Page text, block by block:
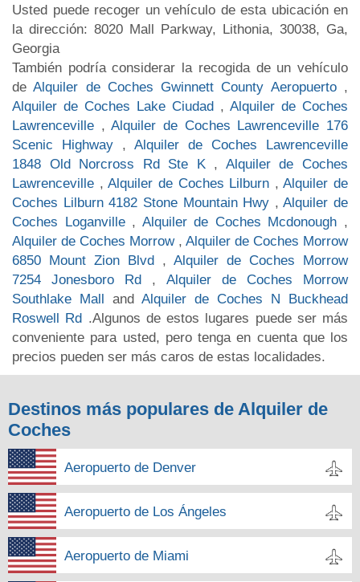
Usted puede recoger un vehículo de esta ubicación en
la dirección: 8020 Mall Parkway, Lithonia, 30038, Ga,
Georgia
También podría considerar la recogida de un vehículo
deAlquiler de Coches Gwinnett County Aeropuerto ,
Alquiler de Coches Lake Ciudad , Alquiler de Coches
Lawrenceville ,Alquiler de Coches Lawrenceville 176
Scenic Highway , Alquiler de Coches Lawrenceville
1848 Old Norcross Rd Ste K , Alquiler de Coches
Lawrenceville ,Alquiler de Coches Lilburn ,Alquiler de
Coches Lilburn 4182 Stone Mountain Hwy ,Alquiler de
Coches Loganville , Alquiler de Coches Mcdonough ,
Alquiler de Coches Morrow , Alquiler de Coches Morrow
6850 Mount Zion Blvd , Alquiler de Coches Morrow
7254 Jonesboro Rd , Alquiler de Coches Morrow
Southlake Mall and Alquiler de Coches N Buckhead
Roswell Rd .Algunos de estos lugares puede ser más
conveniente para usted, pero tenga en cuenta que los
precios pueden ser más caros de estas localidades.
Destinos más populares de Alquiler de
Coches
Aeropuerto de Denver
Aeropuerto de Los Ángeles
Aeropuerto de Miami